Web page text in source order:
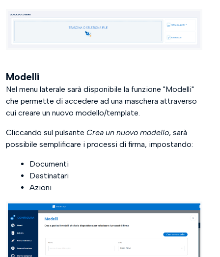
Modelli
Nel menu laterale sarà disponibile la funzione "Modelli"
che permette di accedere ad una maschera attraverso
cui creare un nuovo modello/template.
Cliccando sul pulsante Crea un nuovo modello, sarà
possibile semplificare i processi di firma, impostando:
Documenti
Destinatari
Azioni